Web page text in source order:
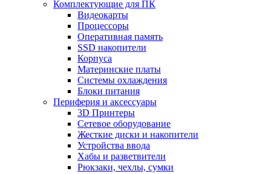
Комплектующие для ПК
Видеокарты
Процессоры
Оперативная память
SSD накопители
Корпуса
Материнские платы
Системы охлаждения
Блоки питания
Периферия и аксессуары
3D Принтеры
Сетевое оборудование
Жесткие диски и накопители
Устройства ввода
Хабы и разветвители
Рюкзаки, чехлы, сумки